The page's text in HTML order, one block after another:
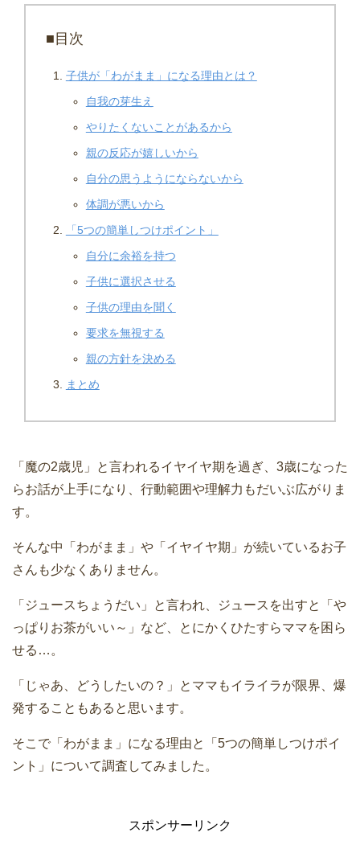
■目次
子供が「わがまま」になる理由とは？
自我の芽生え
やりたくないことがあるから
親の反応が嬉しいから
自分の思うようにならないから
体調が悪いから
「5つの簡単しつけポイント」
自分に余裕を持つ
子供に選択させる
子供の理由を聞く
要求を無視する
親の方針を決める
まとめ
「魔の2歳児」と言われるイヤイヤ期を過ぎ、3歳になった
らお話が上手になり、行動範囲や理解力もだいぶ広がりま
す。
そんな中「わがまま」や「イヤイヤ期」が続いているお子
さんも少なくありません。
「ジュースちょうだい」と言われ、ジュースを出すと「や
っぱりお茶がいい～」など、とにかくひたすらママを困ら
せる…。
「じゃあ、どうしたいの？」とママもイライラが限界、爆
発することもあると思います。
そこで「わがまま」になる理由と「5つの簡単しつけポイ
ント」について調査してみました。
スポンサーリンク